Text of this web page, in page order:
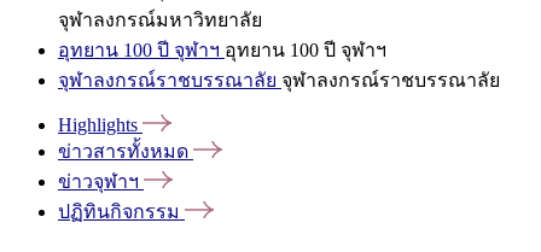
จุฬาลงกรณ์มหาวิทยาลัย
อุทยาน 100 ปี จุฬาฯ อุทยาน 100 ปี จุฬาฯ
จุฬาลงกรณ์ราชบรรณาลัย จุฬาลงกรณ์ราชบรรณาลัย
Highlights
ข่าวสารทั้งหมด
ข่าวจุฬาฯ
ปฏิทินกิจกรรม